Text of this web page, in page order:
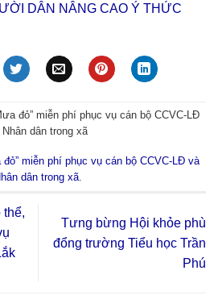
DÂN NÂNG CAO Ý THỨC
đỏ” miễn phí phục vụ cán bộ CCVC-LĐ
dân trong xã
đỏ” miễn phí phục vụ cán bộ CCVC-LĐ và
dân trong xã
thể,
Tưng bừng Hội khỏe phù
đổng trường Tiểu học Trần
Phú